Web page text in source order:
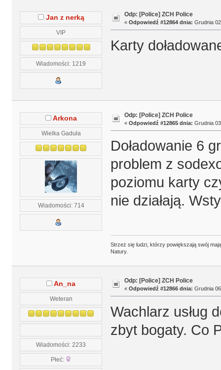
Jan z nerką
VIP
Wiadomości: 1219
Odp: [Police] ZCH Police
« Odpowiedź #12864 dnia: Grudnia
Karty
Arkona
Wielka Gaduła
Wiadomości: 714
Odp: [Police] ZCH Police
« Odpowiedź #12865 dnia: Grudnia
Doładowanie 6
problem z
poziomu karty
nie działają.
Strzeż się ludzi, którzy powiększają swój
Natury.
An_na
Weteran
Wiadomości: 2233
Płeć:
Odp: [Police] ZCH Police
« Odpowiedź #12866 dnia: Grudnia
Wachlarz usług
zbyt bogaty. Co